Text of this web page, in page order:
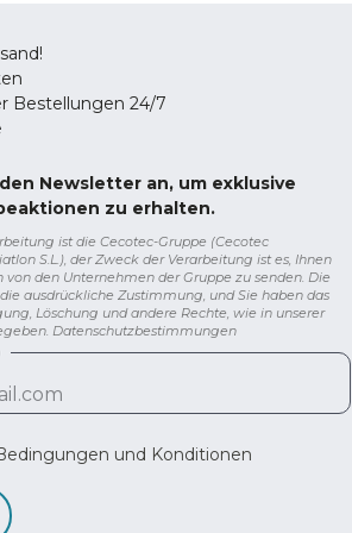
Bestellungen 24/7
Newsletter an, um exklusive
zu erhalten.
ist die Cecotec-Gruppe (Cecotec
S.L.), der Zweck der Verarbeitung ist es, Ihnen
den Unternehmen der Gruppe zu senden. Die
ausdrückliche Zustimmung, und Sie haben das
Löschung und andere Rechte, wie in unserer
Datenschutzbestimmungen
und Konditionen